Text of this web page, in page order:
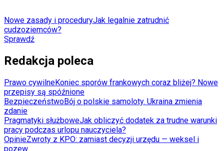
Nowe zasady i proceduryJak legalnie zatrudnić
cudzoziemców?
Sprawdź
Redakcja poleca
Prawo cywilneKoniec sporów frankowych coraz bliżej? Nowe
przepisy są spóźnione
BezpieczeństwoBój o polskie samoloty. Ukraina zmienia
zdanie
Pragmatyki służboweJak obliczyć dodatek za trudne warunki
pracy podczas urlopu nauczyciela?
OpinieZwroty z KPO: zamiast decyzji urzędu — weksel i
pozew